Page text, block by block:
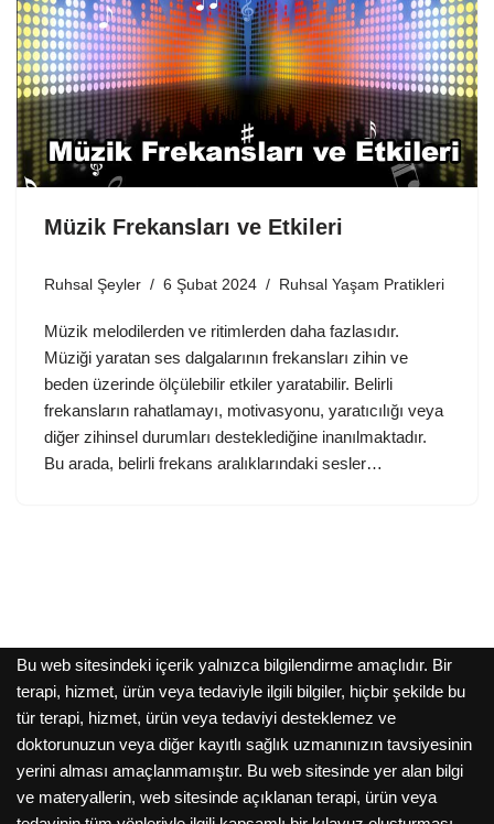
Müzik Frekansları ve Etkileri
Ruhsal Şeyler 6 Şubat 2024 Ruhsal Yaşam Pratikleri
Müzik melodilerden ve ritimlerden daha fazlasıdır.
Müziği yaratan ses dalgalarının frekansları zihin ve
beden üzerinde ölçülebilir etkiler yaratabilir. Belirli
frekansların rahatlamayı, motivasyonu, yaratıcılığı veya
diğer zihinsel durumları desteklediğine inanılmaktadır.
Bu arada, belirli frekans aralıklarındaki sesler…
Bu web sitesindeki içerik yalnızca bilgilendirme amaçlıdır. Bir
terapi, hizmet, ürün veya tedaviyle ilgili bilgiler, hiçbir şekilde bu
tür terapi, hizmet, ürün veya tedaviyi desteklemez ve
doktorunuzun veya diğer kayıtlı sağlık uzmanınızın tavsiyesinin
yerini alması amaçlanmamıştır. Bu web sitesinde yer alan bilgi
ve materyallerin, web sitesinde açıklanan terapi, ürün veya